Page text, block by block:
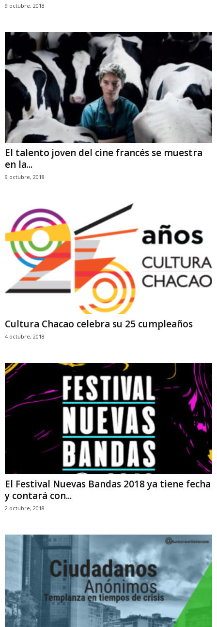
9 octubre, 2018
El talento joven del cine francés se muestra
en la...
9 octubre, 2018
Cultura Chacao celebra su 25 cumpleaños
4 octubre, 2018
El Festival Nuevas Bandas 2018 ya tiene fecha
y contará con...
2 octubre, 2018